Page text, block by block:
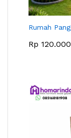
Rumah
Rp